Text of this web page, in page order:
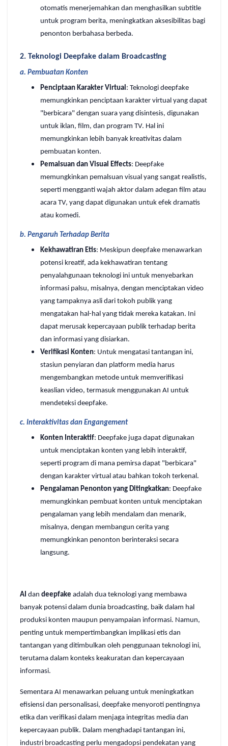
otomatis menerjemahkan dan menghasilkan subtitle
untuk program berita, meningkatkan aksesibilitas bagi
penonton berbahasa berbeda.
2. Teknologi Deepfake dalam Broadcasting
a. Pembuatan Konten
Penciptaan Karakter Virtual: Teknologi deepfake
memungkinkan penciptaan karakter virtual yang dapat
"berbicara" dengan suara yang disintesis, digunakan
untuk iklan, film, dan program TV. Hal ini
memungkinkan lebih banyak kreativitas dalam
pembuatan konten.
Pemalsuan dan Visual Effects: Deepfake
memungkinkan pemalsuan visual yang sangat realistis,
seperti mengganti wajah aktor dalam adegan film atau
acara TV, yang dapat digunakan untuk efek dramatis
atau komedi.
b. Pengaruh Terhadap Berita
Kekhawatiran Etis: Meskipun deepfake menawarkan
potensi kreatif, ada kekhawatiran tentang
penyalahgunaan teknologi ini untuk menyebarkan
informasi palsu, misalnya, dengan menciptakan video
yang tampaknya asli dari tokoh publik yang
mengatakan hal-hal yang tidak mereka katakan. Ini
dapat merusak kepercayaan publik terhadap berita
dan informasi yang disiarkan.
Verifikasi Konten: Untuk mengatasi tantangan ini,
stasiun penyiaran dan platform media harus
mengembangkan metode untuk memverifikasi
keaslian video, termasuk menggunakan AI untuk
mendeteksi deepfake.
c. Interaktivitas dan Engangement
Konten Interaktif: Deepfake juga dapat digunakan
untuk menciptakan konten yang lebih interaktif,
seperti program di mana pemirsa dapat "berbicara"
dengan karakter virtual atau bahkan tokoh terkenal.
Pengalaman Penonton yang Ditingkatkan: Deepfake
memungkinkan pembuat konten untuk menciptakan
pengalaman yang lebih mendalam dan menarik,
misalnya, dengan membangun cerita yang
memungkinkan penonton berinteraksi secara
langsung.
AI dan deepfake adalah dua teknologi yang membawa
banyak potensi dalam dunia broadcasting, baik dalam hal
produksi konten maupun penyampaian informasi. Namun,
penting untuk mempertimbangkan implikasi etis dan
tantangan yang ditimbulkan oleh penggunaan teknologi ini,
terutama dalam konteks keakuratan dan kepercayaan
informasi.
Sementara AI menawarkan peluang untuk meningkatkan
efisiensi dan personalisasi, deepfake menyoroti pentingnya
etika dan verifikasi dalam menjaga integritas media dan
kepercayaan publik. Dalam menghadapi tantangan ini,
industri broadcasting perlu mengadopsi pendekatan yang